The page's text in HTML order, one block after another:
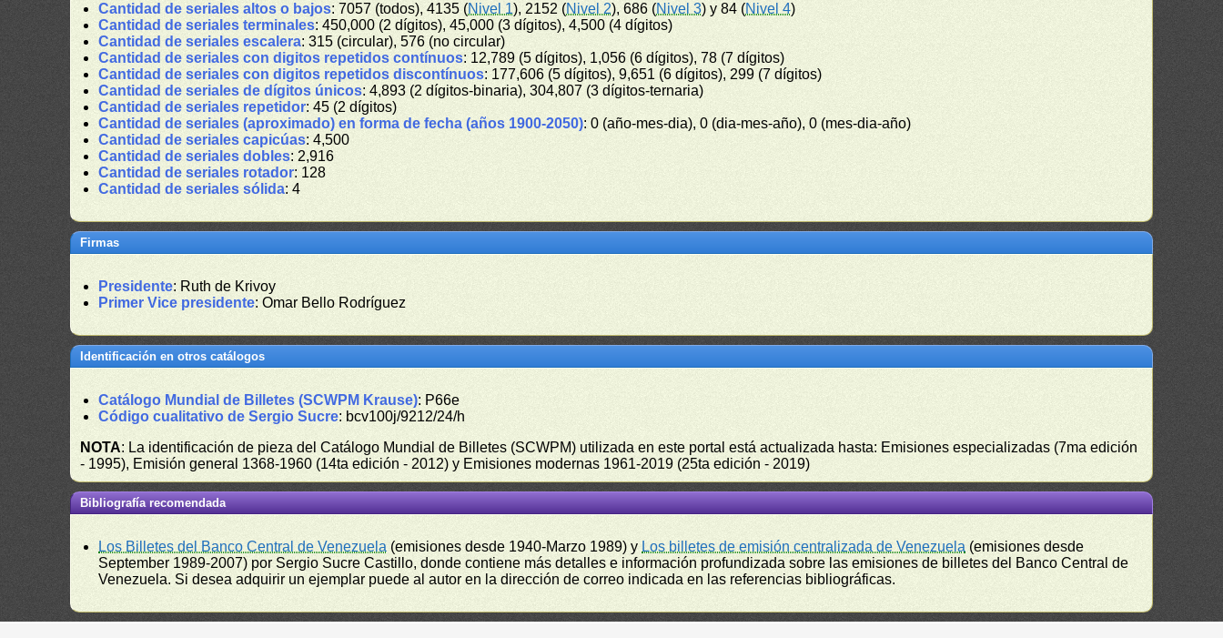
Cantidad de seriales altos o bajos: 7057 (todos), 4135 (Nivel 1), 2152 (Nivel 2), 686 (Nivel 3) y 84 (Nivel 4)
Cantidad de seriales terminales: 450,000 (2 dígitos), 45,000 (3 dígitos), 4,500 (4 dígitos)
Cantidad de seriales escalera: 315 (circular), 576 (no circular)
Cantidad de seriales con digitos repetidos contínuos: 12,789 (5 dígitos), 1,056 (6 dígitos), 78 (7 dígitos)
Cantidad de seriales con digitos repetidos discontínuos: 177,606 (5 dígitos), 9,651 (6 dígitos), 299 (7 dígitos)
Cantidad de seriales de dígitos únicos: 4,893 (2 dígitos-binaria), 304,807 (3 dígitos-ternaria)
Cantidad de seriales repetidor: 45 (2 dígitos)
Cantidad de seriales (aproximado) en forma de fecha (años 1900-2050): 0 (año-mes-dia), 0 (dia-mes-año), 0 (mes-dia-año)
Cantidad de seriales capicúas: 4,500
Cantidad de seriales dobles: 2,916
Cantidad de seriales rotador: 128
Cantidad de seriales sólida: 4
Firmas
Presidente: Ruth de Krivoy
Primer Vice presidente: Omar Bello Rodríguez
Identificación en otros catálogos
Catálogo Mundial de Billetes (SCWPM Krause): P66e
Código cualitativo de Sergio Sucre: bcv100j/9212/24/h
NOTA: La identificación de pieza del Catálogo Mundial de Billetes (SCWPM) utilizada en este portal está actualizada hasta: Emisiones especializadas (7ma edición
- 1995), Emisión general 1368-1960 (14ta edición - 2012) y Emisiones modernas 1961-2019 (25ta edición - 2019)
Bibliografía recomendada
Los Billetes del Banco Central de Venezuela (emisiones desde 1940-Marzo 1989) y Los billetes de emisión centralizada de Venezuela (emisiones desde
September 1989-2007) por Sergio Sucre Castillo, donde contiene más detalles e información profundizada sobre las emisiones de billetes del Banco Central de
Venezuela. Si desea adquirir un ejemplar puede al autor en la dirección de correo indicada en las referencias bibliográficas.